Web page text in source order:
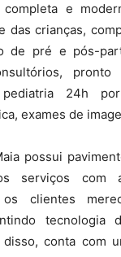
e
das crianças,
de pré e pós-
pronto
24h
exames de
possui
serviços
clientes
tecnologia
conta com